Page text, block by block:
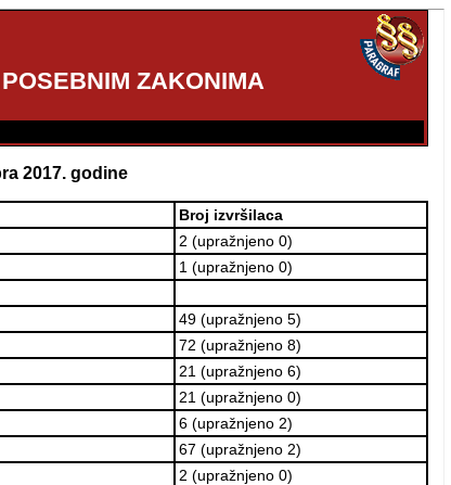
ZAKONIMA
2017. godine
Broj izvršilaca
2 (upražnjeno 0)
1 (upražnjeno 0)
49 (upražnjeno 5)
72 (upražnjeno 8)
21 (upražnjeno 6)
21 (upražnjeno 0)
6 (upražnjeno 2)
67 (upražnjeno 2)
2 (upražnjeno 0)